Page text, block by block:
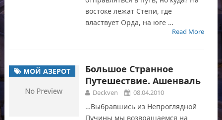
востоке лежат Степи, где
властвует Орда, на юге …
Read More
МОЙ АЗЕРОТ
Большое Странное
Путешествие. Ашенваль
Deckven 08.04.2010
…Выбравшись из Непроглядной
Пучины мы возвращаемся на